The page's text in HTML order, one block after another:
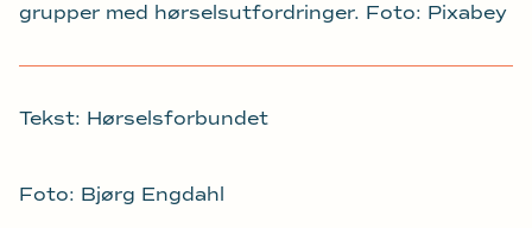
grupper med hørselsutfordringer. Foto: Pixabey
Tekst: Hørselsforbundet
Foto: Bjørg Engdahl